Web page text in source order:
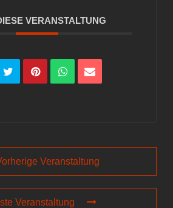
VERANSTALTUNG
Veranstaltung
Veranstaltung